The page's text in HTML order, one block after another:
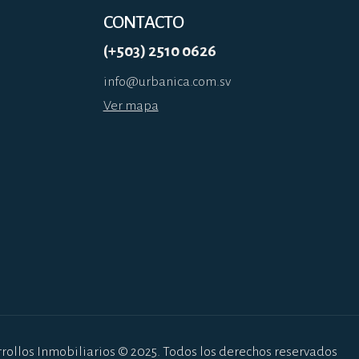
CONTACTO
(+503) 2510 0626
info@urbanica.com.sv
Ver mapa
Inmobiliarios © 2025. Todos los derechos reservados